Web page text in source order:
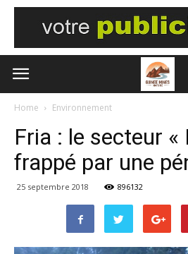
Home Environnement
Fria : le secteur «
frappé par une
25 septembre 2018 896132